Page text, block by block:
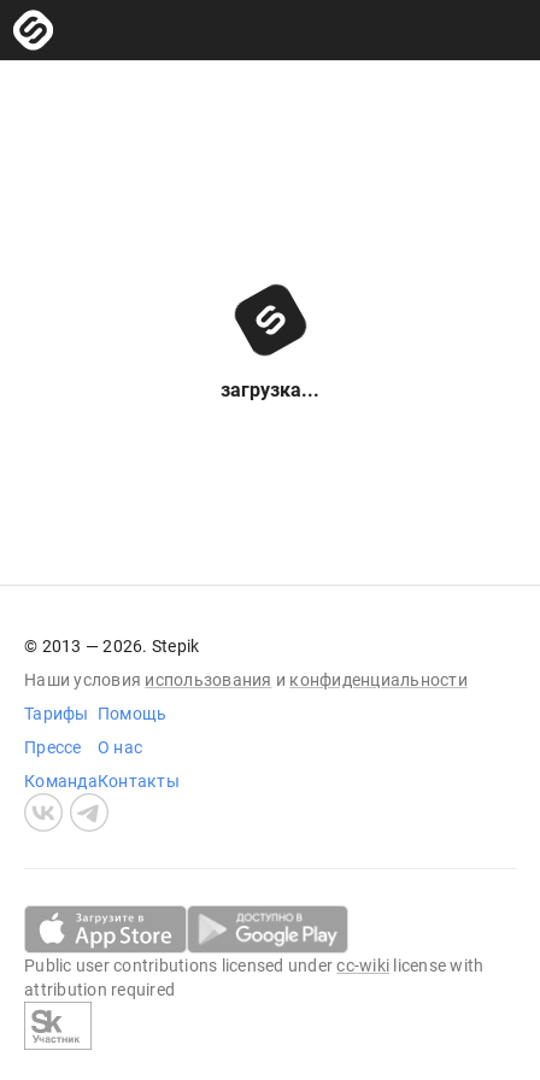
загрузка...
© 2013 — 2026. Stepik
Наши условия использования и конфиденциальности
Тарифы
Прессе
Команда
Помощь
О нас
Контакты
Public user contributions licensed undercc-wiki license with
attribution required